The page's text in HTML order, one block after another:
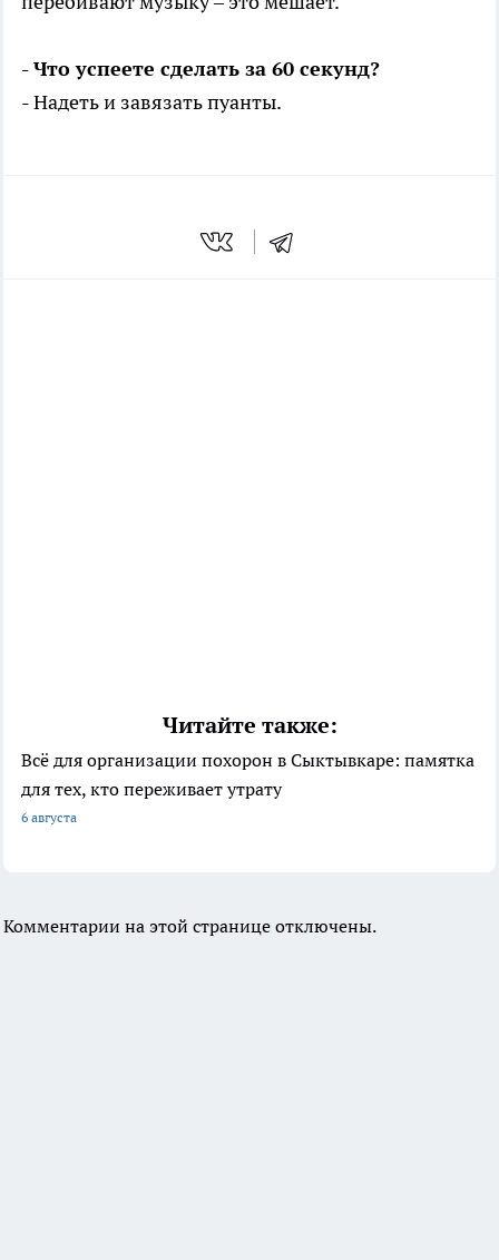
- Что успеете сделать за 60 секунд?
- Надеть и завязать пуанты.
Читайте также:
Всё для организации похорон в Сыктывкаре: памятка
для тех, кто переживает утрату
6 августа
Комментарии на этой странице отключены.